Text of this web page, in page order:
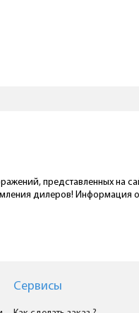
представленных на
дилеров! Информация о
Сервисы